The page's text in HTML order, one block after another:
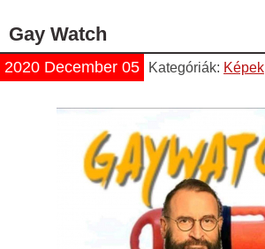
Gay Watch
2020 December 05 Kategóriák: Képek